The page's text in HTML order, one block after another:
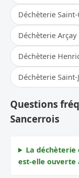
Déchèterie
Déchèterie Arçay
Déchèterie
Déchèterie Saint-
Questions
Sancerrois
La déchèterie
est-elle ouverte